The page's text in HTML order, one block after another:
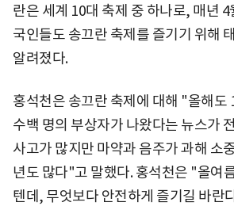
란은 세계 10대 축제 중 하나로, 매년 4
국인들도 송끄란 축제를 즐기기 위해
알려졌다.
홍석천은 송끄란 축제에 대해 "올해도
수백 명의 부상자가 나왔다는 뉴스가
사고가 많지만 마약과 음주가 과해 소
년도 많다"고 말했다. 홍석천은 "올여
텐데, 무엇보다 안전하게 즐기길 바란